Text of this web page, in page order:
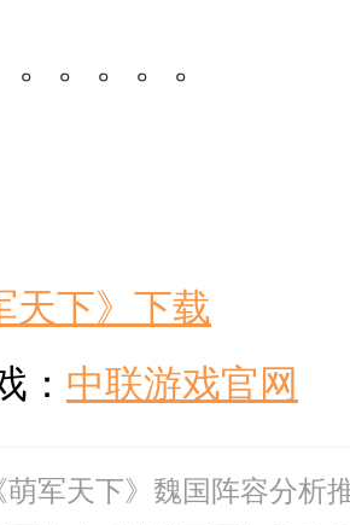
。。。。
天下》下载
： 中联游戏官网
萌军天下》魏国阵容分析